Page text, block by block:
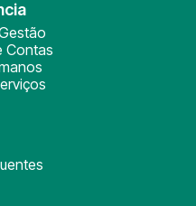
Contas